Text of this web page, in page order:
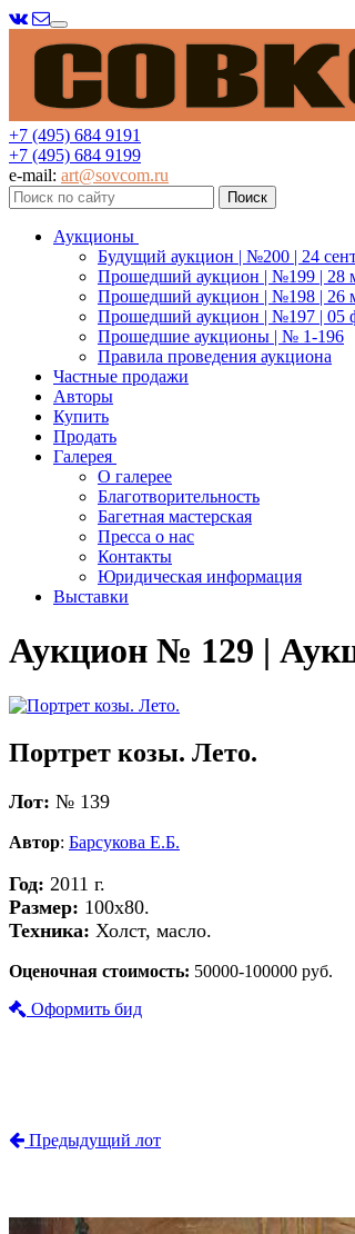
Меню
+7 (495) 684 9191
+7 (495) 684 9199
e-mail: art@sovcom.ru
Аукционы
Будущий аукцион | №200 | 24
Прошедший аукцион | №199 | 28
Прошедший аукцион | №198 | 26
Прошедший аукцион | №197 | 05
Прошедшие аукционы | № 1-196
Правила проведения аукциона
Частные продажи
Авторы
Купить
Продать
Галерея
О галерее
Благотворительность
Багетная мастерская
Пресса о нас
Контакты
Юридическая информация
Выставки
Аукцион № 129 |
Портрет козы. Лето.
Лот: № 139
Автор: Барсукова Е.Б.
Год: 2011 г.
Размер: 100х80.
Техника: Холст, масло.
Оценочная стоимость: 50000-100000 руб.
Оформить бид
Предыдущий лот